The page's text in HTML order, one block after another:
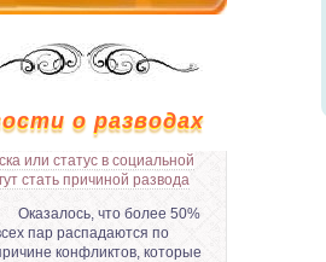
о разводах
или статус в социальной
стать причиной развода
Оказалось, что более 50%
пар распадаются по
конфликтов, которые